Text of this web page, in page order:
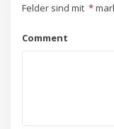
Felder sind mit *
Comment